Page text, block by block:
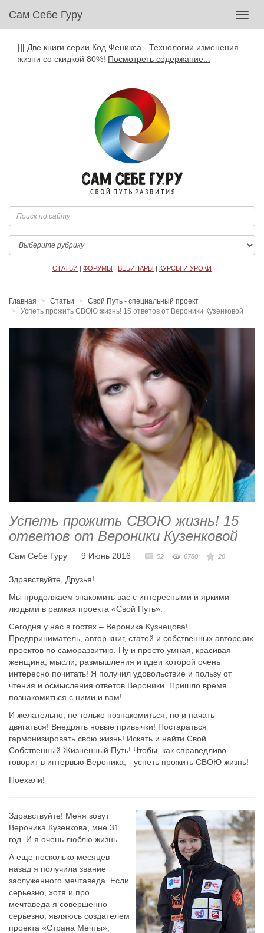
Сам Себе Гуру
||| Две книги серии Код Феникса - Технологии изменения
жизни со скидкой 80%! Посмотреть содержание...
СТАТЬИ | ФОРУМЫ | ВЕБИНАРЫ | КУРСЫ И УРОКИ
Главная Статьи
Свой Путь - специальный проект
Успеть прожить СВОЮ жизнь! 15 ответов от Вероники Кузенковой
Успеть прожить СВОЮ жизнь! 15
ответов от Вероники Кузенковой
Сам Себе Гуру 9 Июнь 2016 52 6780 28
Здравствуйте, Друзья!
Мы продолжаем знакомить вас с интересными и яркими
людьми в рамках проекта «Свой Путь».
Сегодня у нас в гостях – Вероника Кузнецова!
Предприниматель, автор книг, статей и собственных авторских
проектов по саморазвитию. Ну и просто умная, красивая
женщина, мысли, размышления и идеи которой очень
интересно почитать! Я получил удовольствие и пользу от
чтения и осмысления ответов Вероники. Пришло время
познакомиться с ними и вам!
И желательно, не только познакомиться, но и начать
двигаться! Внедрять новые привычки! Постараться
гармонизировать свою жизнь! Искать и найти Свой
Собственный Жизненный Путь! Чтобы, как справедливо
говорит в интервью Вероника, - успеть прожить СВОЮ жизнь!
Поехали!
Здравствуйте! Меня зовут
Вероника Кузенкова, мне 31
год. И я очень люблю жизнь.
А еще несколько месяцев
назад я получила звание
заслуженного мечтаведа. Если
серьезно, хотя и про
мечтаведа я совершенно
серьезно, являюсь создателем
проекта «Страна Мечты»,